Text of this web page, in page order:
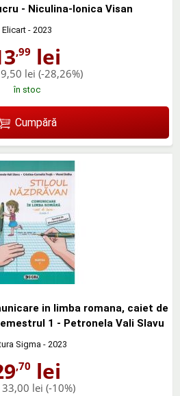
- Niculina-Ionica Visan
Elicart- 2023
,99 lei
lei (-28,26%)
în stoc
Cumpără
in limba romana, caiet de
1 - Petronela Vali Slavu
Sigma- 2023
,70 lei
33,00 lei (-10%)